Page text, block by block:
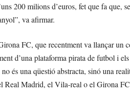
200 milions d’euros, fet que fa que,
va afirmar.
FC, que recentment va llançar un
d’una plataforma pirata de futbol i
és una qüestió abstracta, sinó una
Real Madrid, el Vila-real o el Girona